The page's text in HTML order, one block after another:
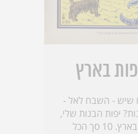
בארץ
שיש - השבח לאל -
יפות הבנות שלי,
סך הכל